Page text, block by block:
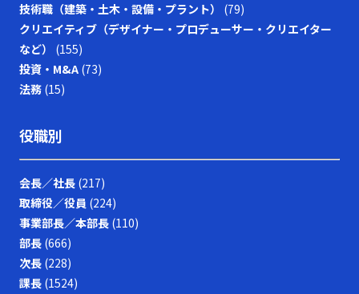
技術職（建築・土木・設備・プラント） (79)
クリエイティブ（デザイナー・プロデューサー・クリエイター
など） (155)
投資・M&A (73)
法務 (15)
役職別
会長／社長 (217)
取締役／役員 (224)
事業部長／本部長 (110)
部長 (666)
次長 (228)
課長 (1524)